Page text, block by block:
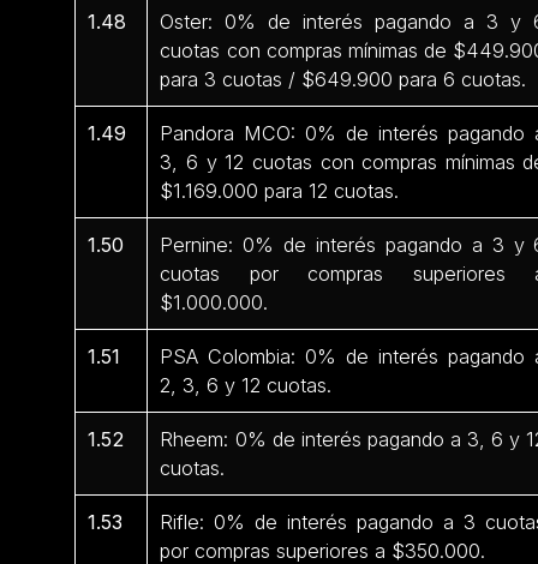
1.48
Oster: 0% de interés pagando a 3 y
cuotas con compras mínimas de
para 3 cuotas / $649.900 para 6 cuotas.
1.49
Pandora MCO: 0% de interés pagando
3, 6 y 12 cuotas con compras mínimas
$1.169.000 para 12 cuotas.
1.50
Pernine: 0% de interés pagando a 3 y
cuotas por compras superiores
$1.000.000.
1.51
PSA Colombia: 0% de interés pagando
2, 3, 6 y 12 cuotas.
1.52
Rheem: 0% de interés pagando a 3, 6 y
cuotas.
1.53
Rifle: 0% de interés pagando a 3
por compras superiores a $350.000.